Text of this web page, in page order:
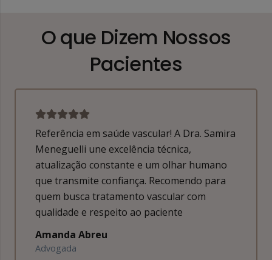
O que Dizem Nossos
Pacientes
Atendimento impecável! A Dra. Samira
Meneguelli explica tudo com clareza,
tecnologia de ponta e realmente se
preocupa com a saúde vascular de
paciente. Profissional competente,
atenciosa e extremamente dedicada
Mariana Costa